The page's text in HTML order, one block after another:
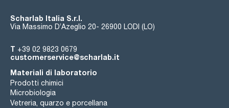
Scharlab Italia S.r.l.
Via Massimo D’Azeglio 20- 26900 LODI (LO)
T +39 02 9823 0679
customerservice@scharlab.it
Materiali di laboratorio
Prodotti chimici
Microbiologia
Vetreria, quarzo e porcellana